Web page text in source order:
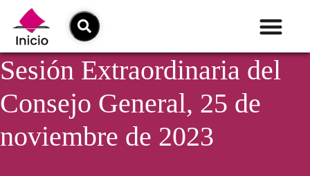
Sesión Extraordinaria del
Consejo General, 25 de
noviembre de 2023